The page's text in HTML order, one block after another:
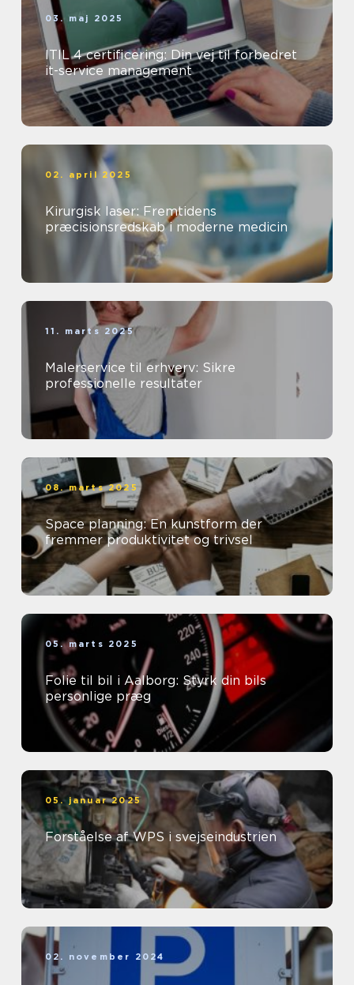
03. maj 2025
ITIL 4 certificering: Din vej til forbedret
it-service management
02. april 2025
Kirurgisk laser: Fremtidens
præcisionsredskab i moderne medicin
11. marts 2025
Malerservice til erhverv: Sikre
professionelle resultater
08. marts 2025
Space planning: En kunstform der
fremmer produktivitet og trivsel
05. marts 2025
Folie til bil i Aalborg: Styrk din bils
personlige præg
05. januar 2025
Forståelse af WPS i svejseindustrien
02. november 2024